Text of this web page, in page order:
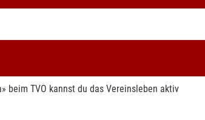
beim TVO kannst du das Vereinsleben aktiv